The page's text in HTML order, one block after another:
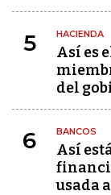
5 HACIENDA
Así es
del
6 BANCOS
Así
usada